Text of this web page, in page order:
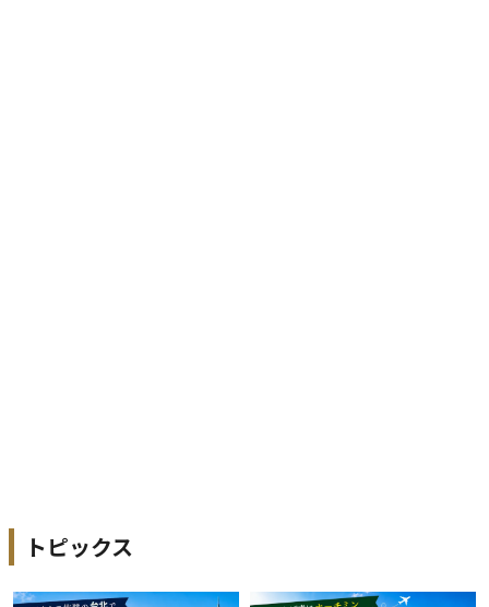
トピックス